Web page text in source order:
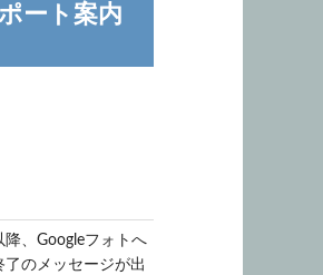
ート案内
、Googleフォトへ
のメッセージが出